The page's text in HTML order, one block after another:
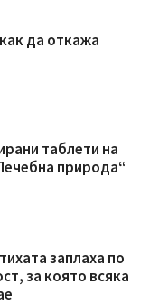
да откажа
таблети на
природа“
заплаха по
за която всяка